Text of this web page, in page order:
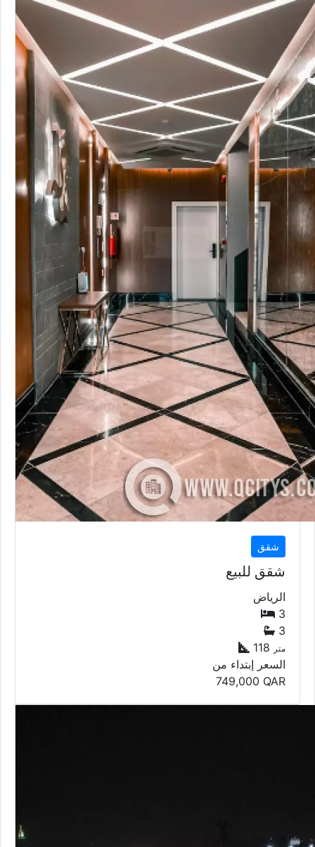
شقق
شقق للبيع
الرياض
3
3
118
متر
السعر إبتداء من
749,000 QAR